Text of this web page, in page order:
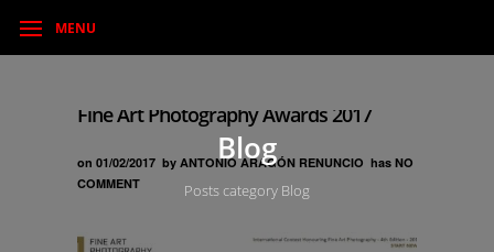
MENU
Blog
Posts category Blog
Fine Art Photography Awards 2017
on 01/02/2017 by ANTONIO ARAGÓN RENUNCIO has NO
COMMENT